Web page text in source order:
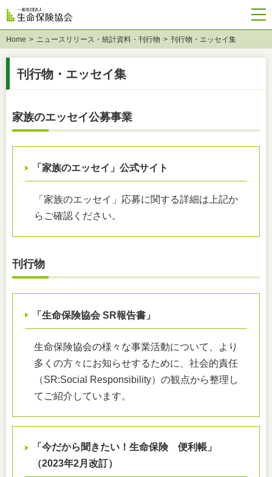
Home ニュースリリース・統計資料・刊行物 刊行物・エッセイ集
刊行物・エッセイ集
家族のエッセイ公募事業
「家族のエッセイ」公式サイト
「家族のエッセイ」応募に関する詳細は上記か
らご確認ください。
刊行物
「生命保険協会 SR報告書」
生命保険協会の様々な事業活動について、より
多くの方々にお知らせするために、社会的責任
（SR:Social Responsibility）の観点から整理し
てご紹介しています。
「今だから聞きたい！生命保険 便利帳」
（2023年2月改訂）